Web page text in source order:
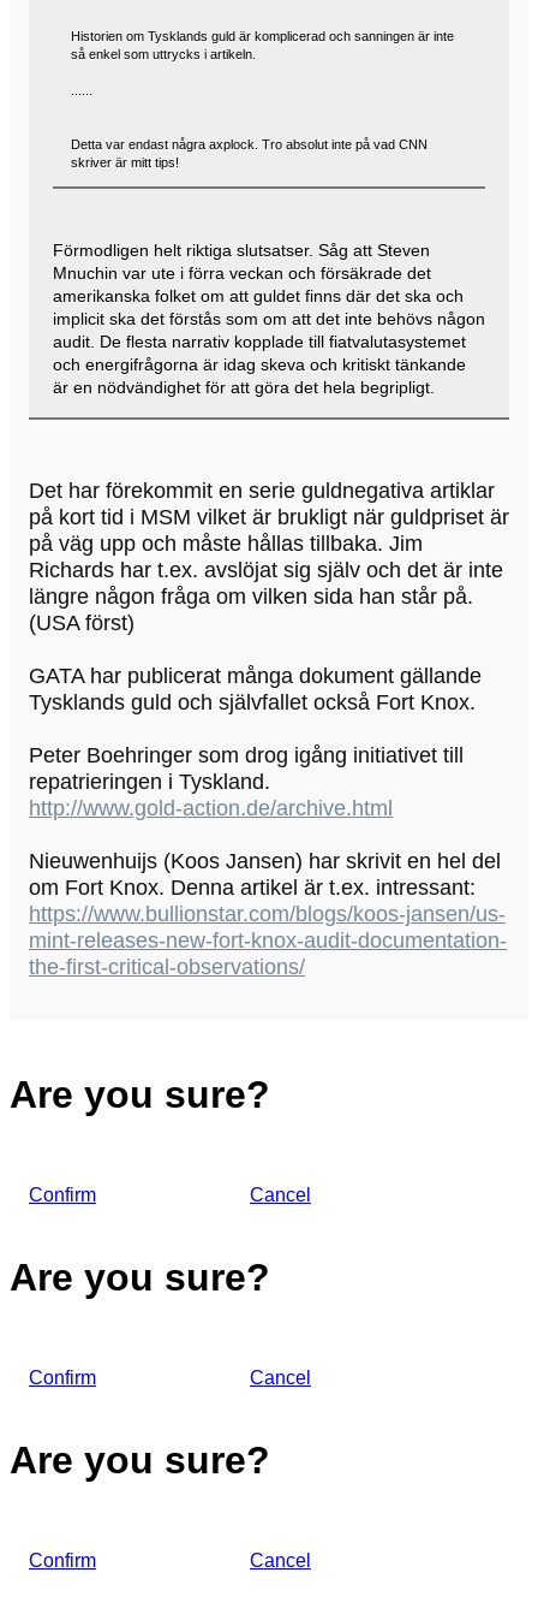
Historien om Tysklands guld är komplicerad och sanningen är inte
så enkel som uttrycks i artikeln.
Detta var endast några axplock. Tro absolut inte på vad CNN
skriver är mitt tips!
Förmodligen helt riktiga slutsatser. Såg att Steven
Mnuchin var ute i förra veckan och försäkrade det
amerikanska folket om att guldet finns där det ska och
implicit ska det förstås som om att det inte behövs någon
audit. De flesta narrativ kopplade till fiatvalutasystemet
och energifrågorna är idag skeva och kritiskt tänkande
är en nödvändighet för att göra det hela begripligt.
Det har förekommit en serie guldnegativa artiklar
på kort tid i MSM vilket är brukligt när guldpriset är
på väg upp och måste hållas tillbaka. Jim
Richards har t.ex. avslöjat sig själv och det är inte
längre någon fråga om vilken sida han står på.
(USA först)
GATA har publicerat många dokument gällande
Tysklands guld och självfallet också Fort Knox.
Peter Boehringer som drog igång initiativet till
repatrieringen i Tyskland.
http://www.gold-action.de/archive.html
Nieuwenhuijs (Koos Jansen) har skrivit en hel del
om Fort Knox. Denna artikel är t.ex. intressant:
https://www.bullionstar.com/blogs/koos-jansen/us-
mint-releases-new-fort-knox-audit-documentation-
the-first-critical-observations/
Are you sure?
Confirm Cancel
Are you sure?
Confirm Cancel
Are you sure?
Confirm Cancel